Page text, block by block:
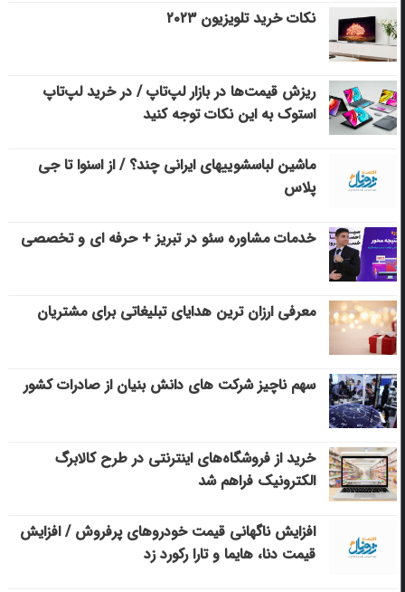
نکات خرید تلویزیون ۲۰۲۳
ریزش قیمت‌ها در بازار لپ‌تاپ / در خرید لپ‌تاپ
استوک به این نکات توجه کنید
ماشین لباسشویی‎های ایرانی چند؟ / از اسنوا تا جی
پلاس
خدمات مشاوره سئو در تبریز + حرفه ای و تخصصی
معرفی ارزان ترین هدایای تبلیغاتی برای مشتریان
سهم ناچیز شرکت های دانش بنیان از صادرات کشور
خرید از فروشگاه‌های اینترنتی در طرح کالابرگ
الکترونیک فراهم شد
افزایش ناگهانی قیمت خودروهای پرفروش / افزایش
قیمت دنا، هایما و تارا رکورد زد